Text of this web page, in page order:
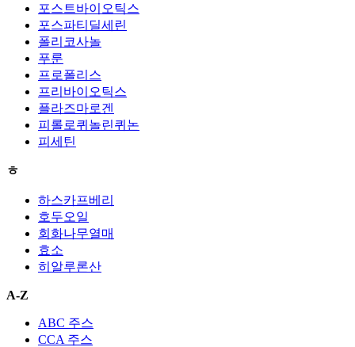
포스트바이오틱스
포스파티딜세린
폴리코사놀
푸룬
프로폴리스
프리바이오틱스
플라즈마로겐
피롤로퀴놀린퀴논
피세틴
ㅎ
하스카프베리
호두오일
회화나무열매
효소
히알루론산
A-Z
ABC 주스
CCA 주스